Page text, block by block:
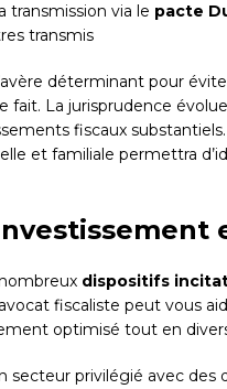
transmission via le pacte
transmis
déterminant pour
fait. La jurisprudence
fiscaux
et familiale permettra
dispositifs
fiscaliste peut vous
optimisé tout en
secteur privilégié avec des